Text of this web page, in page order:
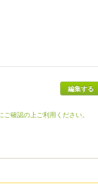
編集する
確認の上ご利用ください。